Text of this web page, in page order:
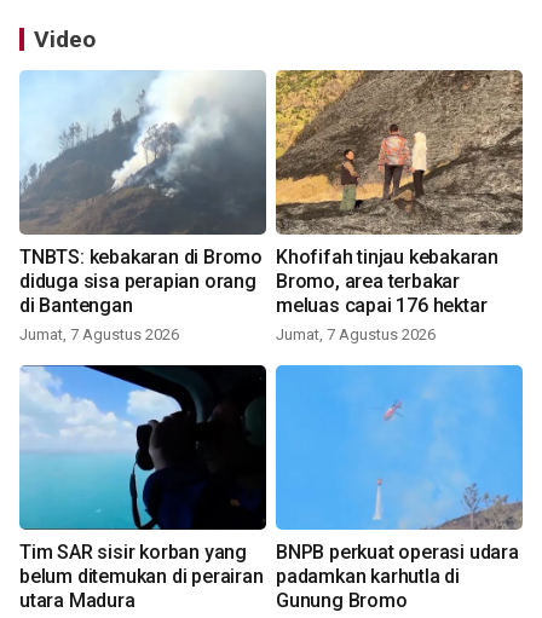
Video
TNBTS: kebakaran di Bromo
diduga sisa perapian orang
di Bantengan
Jumat, 7 Agustus 2026
Khofifah tinjau kebakaran
Bromo, area terbakar
meluas capai 176 hektar
Jumat, 7 Agustus 2026
Tim SAR sisir korban yang
belum ditemukan di perairan
utara Madura
BNPB perkuat operasi udara
padamkan karhutla di
Gunung Bromo